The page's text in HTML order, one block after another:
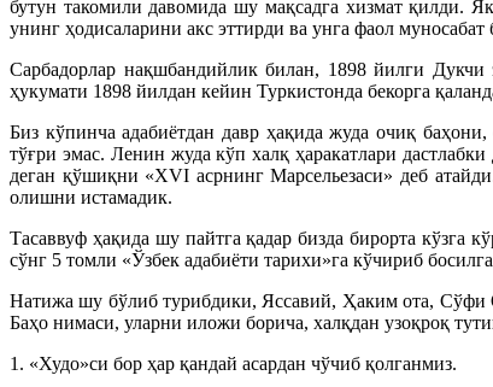
бутун такомили давомида шу мақсадга хизмат қилди.
унинг ҳодисаларини акс эттирди ва унга фаол муносабат
Сарбадорлар нақшбандийлик билан, 1898 йилги
ҳукумати 1898 йилдан кейин Туркистонда бекорга
Биз кўпинча адабиётдан давр ҳақида жуда очиқ
тўғри эмас. Ленин жуда кўп халқ ҳаракатлари
деган қўшиқни «XVI асрнинг Марсельезаси» деб
олишни истамадик.
Тасаввуф ҳақида шу пайтга қадар бизда бирорта
сўнг 5 томли «Ўзбек адабиёти тарихи»га кўчириб
Натижа шу бўлиб турибдики, Яссавий, Ҳаким ота, Сўфи
Баҳо нимаси, уларни иложи борича, халқдан узоқроқ
1. «Худо»си бор ҳар қандай асардан чўчиб қолганмиз.